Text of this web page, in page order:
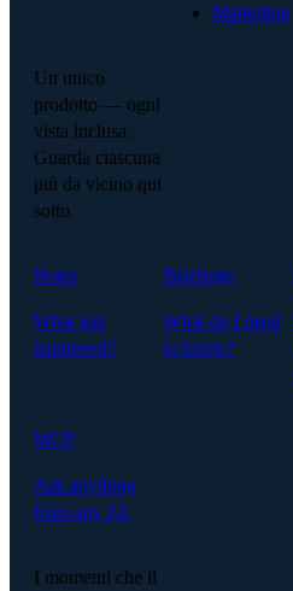
Marketing
Un unico
prodotto — ogni
vista inclusa.
Guarda ciascuna
più da vicino qui
sotto.
Notes
What just
happened?
Briefings
What do I need
to know?
MCP
Ask anything
from any AI.
I momenti che il